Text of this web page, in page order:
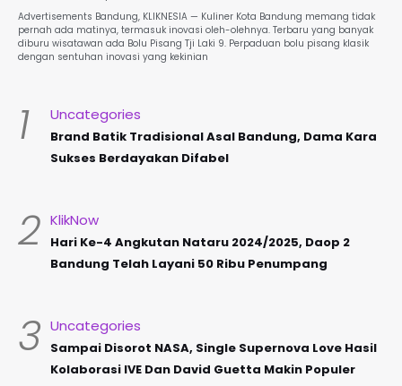
Advertisements Bandung, KLIKNESIA — Kuliner Kota Bandung memang tidak
pernah ada matinya, termasuk inovasi oleh-olehnya. Terbaru yang banyak
diburu wisatawan ada Bolu Pisang Tji Laki 9. Perpaduan bolu pisang klasik
dengan sentuhan inovasi yang kekinian
1 Uncategories
Brand Batik Tradisional Asal Bandung, Dama Kara
Sukses Berdayakan Difabel
2 KlikNow
Hari Ke-4 Angkutan Nataru 2024/2025, Daop 2
Bandung Telah Layani 50 Ribu Penumpang
3 Uncategories
Sampai Disorot NASA, Single Supernova Love Hasil
Kolaborasi IVE Dan David Guetta Makin Populer